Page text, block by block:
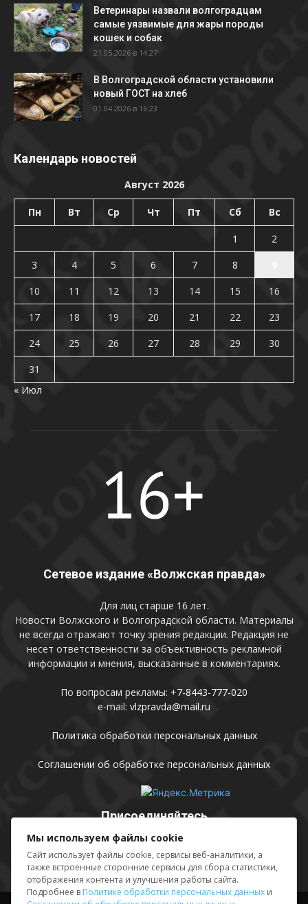
Ветеринары назвали волгоградцам
самые уязвимые для жары породы
кошек и собак
21.05.2026 в 14:27
В Волгоградской области установили
новый ГОСТ на хлеб
01.04.2026 в 16:23
Календарь новостей
Август 2026
Пн Вт Ср Чт Пт Сб Вс
1
2
3
4 5 6 7 8
10
11 12 13 14 15
16
17
18 19 20 21 22
23
24
25 26 27 28 29
30
31
« Июл
Сетевое издание «Волжская правда»
Для лиц старше 16 лет.
Новости Волжского и Волгоградской области. Материалы
не всегда отражают точку зрения редакции. Редакция не
несет ответственности за объективность рекламной
информации и мнения, высказанные в комментариях.
По вопросам рекламы: +7-8443-777-020
e-mail: vlzpravda@mail.ru
Политика обработки персональных данных
Соглашении об обработке персональных данных
Присоединяйтесь
Мы используем файлы cookie
Сайт использует файлы cookie, сервисы веб-аналитики, а
также встроенные сторонние сервисы для сбора статистики,
отображения контента и улучшения работы сайта.
Подробнее в Политике обработки персональных данных и